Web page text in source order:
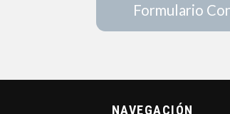
Formulario
NAVEGACIÓN